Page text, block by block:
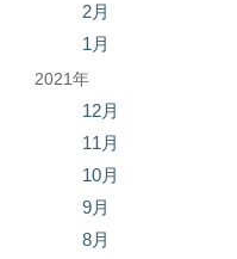
2月
1月
2021年
12月
11月
10月
9月
8月